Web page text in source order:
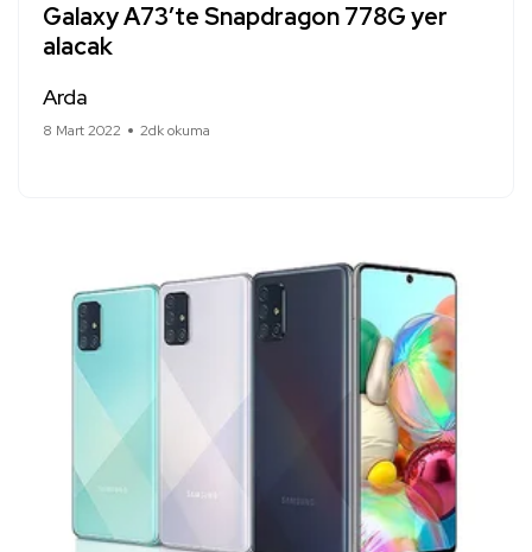
Galaxy A73’te Snapdragon 778G yer
alacak
Arda
8 Mart 2022 2dk okuma